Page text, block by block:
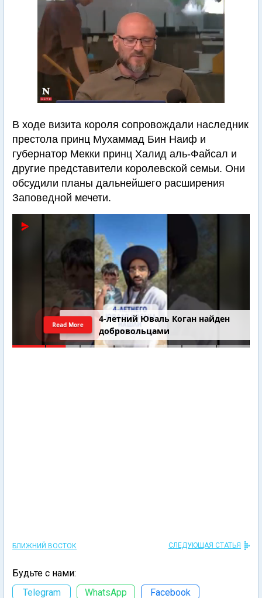
В ходе визита короля сопровождали наследник
престола принц Мухаммад Бин Наиф и
губернатор Мекки принц Халид аль-Файсал и
другие представители королевской семьи. Они
обсудили планы дальнейшего расширения
Заповедной мечети.
4-летний Юваль Коган найден
добровольцами
Read More
БЛИЖНИЙ ВОСТОК СЛЕДУЮЩАЯ СТАТЬЯ
Будьте с нами:
Telegram
WhatsApp Facebook